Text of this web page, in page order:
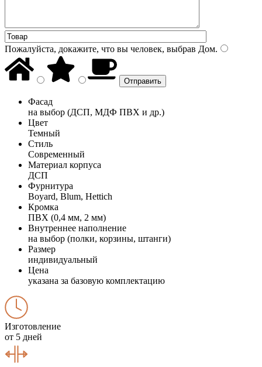
Пожалуйста, докажите, что вы человек, выбрав Дом.
Фасад
на выбор (ДСП, МДФ ПВХ и др.)
Цвет
Темный
Стиль
Современный
Материал корпуса
ДСП
Фурнитура
Boyard, Blum, Hettich
Кромка
ПВХ (0,4 мм, 2 мм)
Внутреннее наполнение
на выбор (полки, корзины, штанги)
Размер
индивидуальный
Цена
указана за базовую комплектацию
Изготовление
от 5 дней